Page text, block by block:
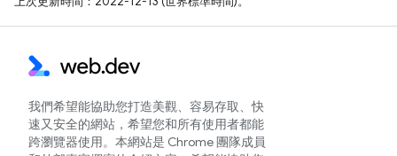
我們希望能協助您打造美觀、容易存取、快
速又安全的網站，希望您和所有使用者都能
跨瀏覽器使用。本網站是 Chrome 團隊成員